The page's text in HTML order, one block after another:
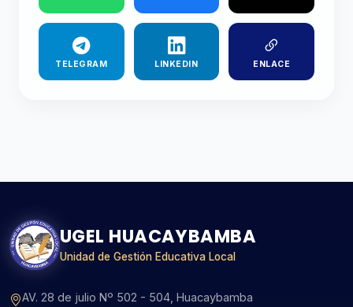
TELEGRAM LINKEDIN ENLACE
UGEL HUACAYBAMBA
Unidad de Gestión Educativa Local
AV. 28 de julio Nº 502 - 504, Huacaybamba